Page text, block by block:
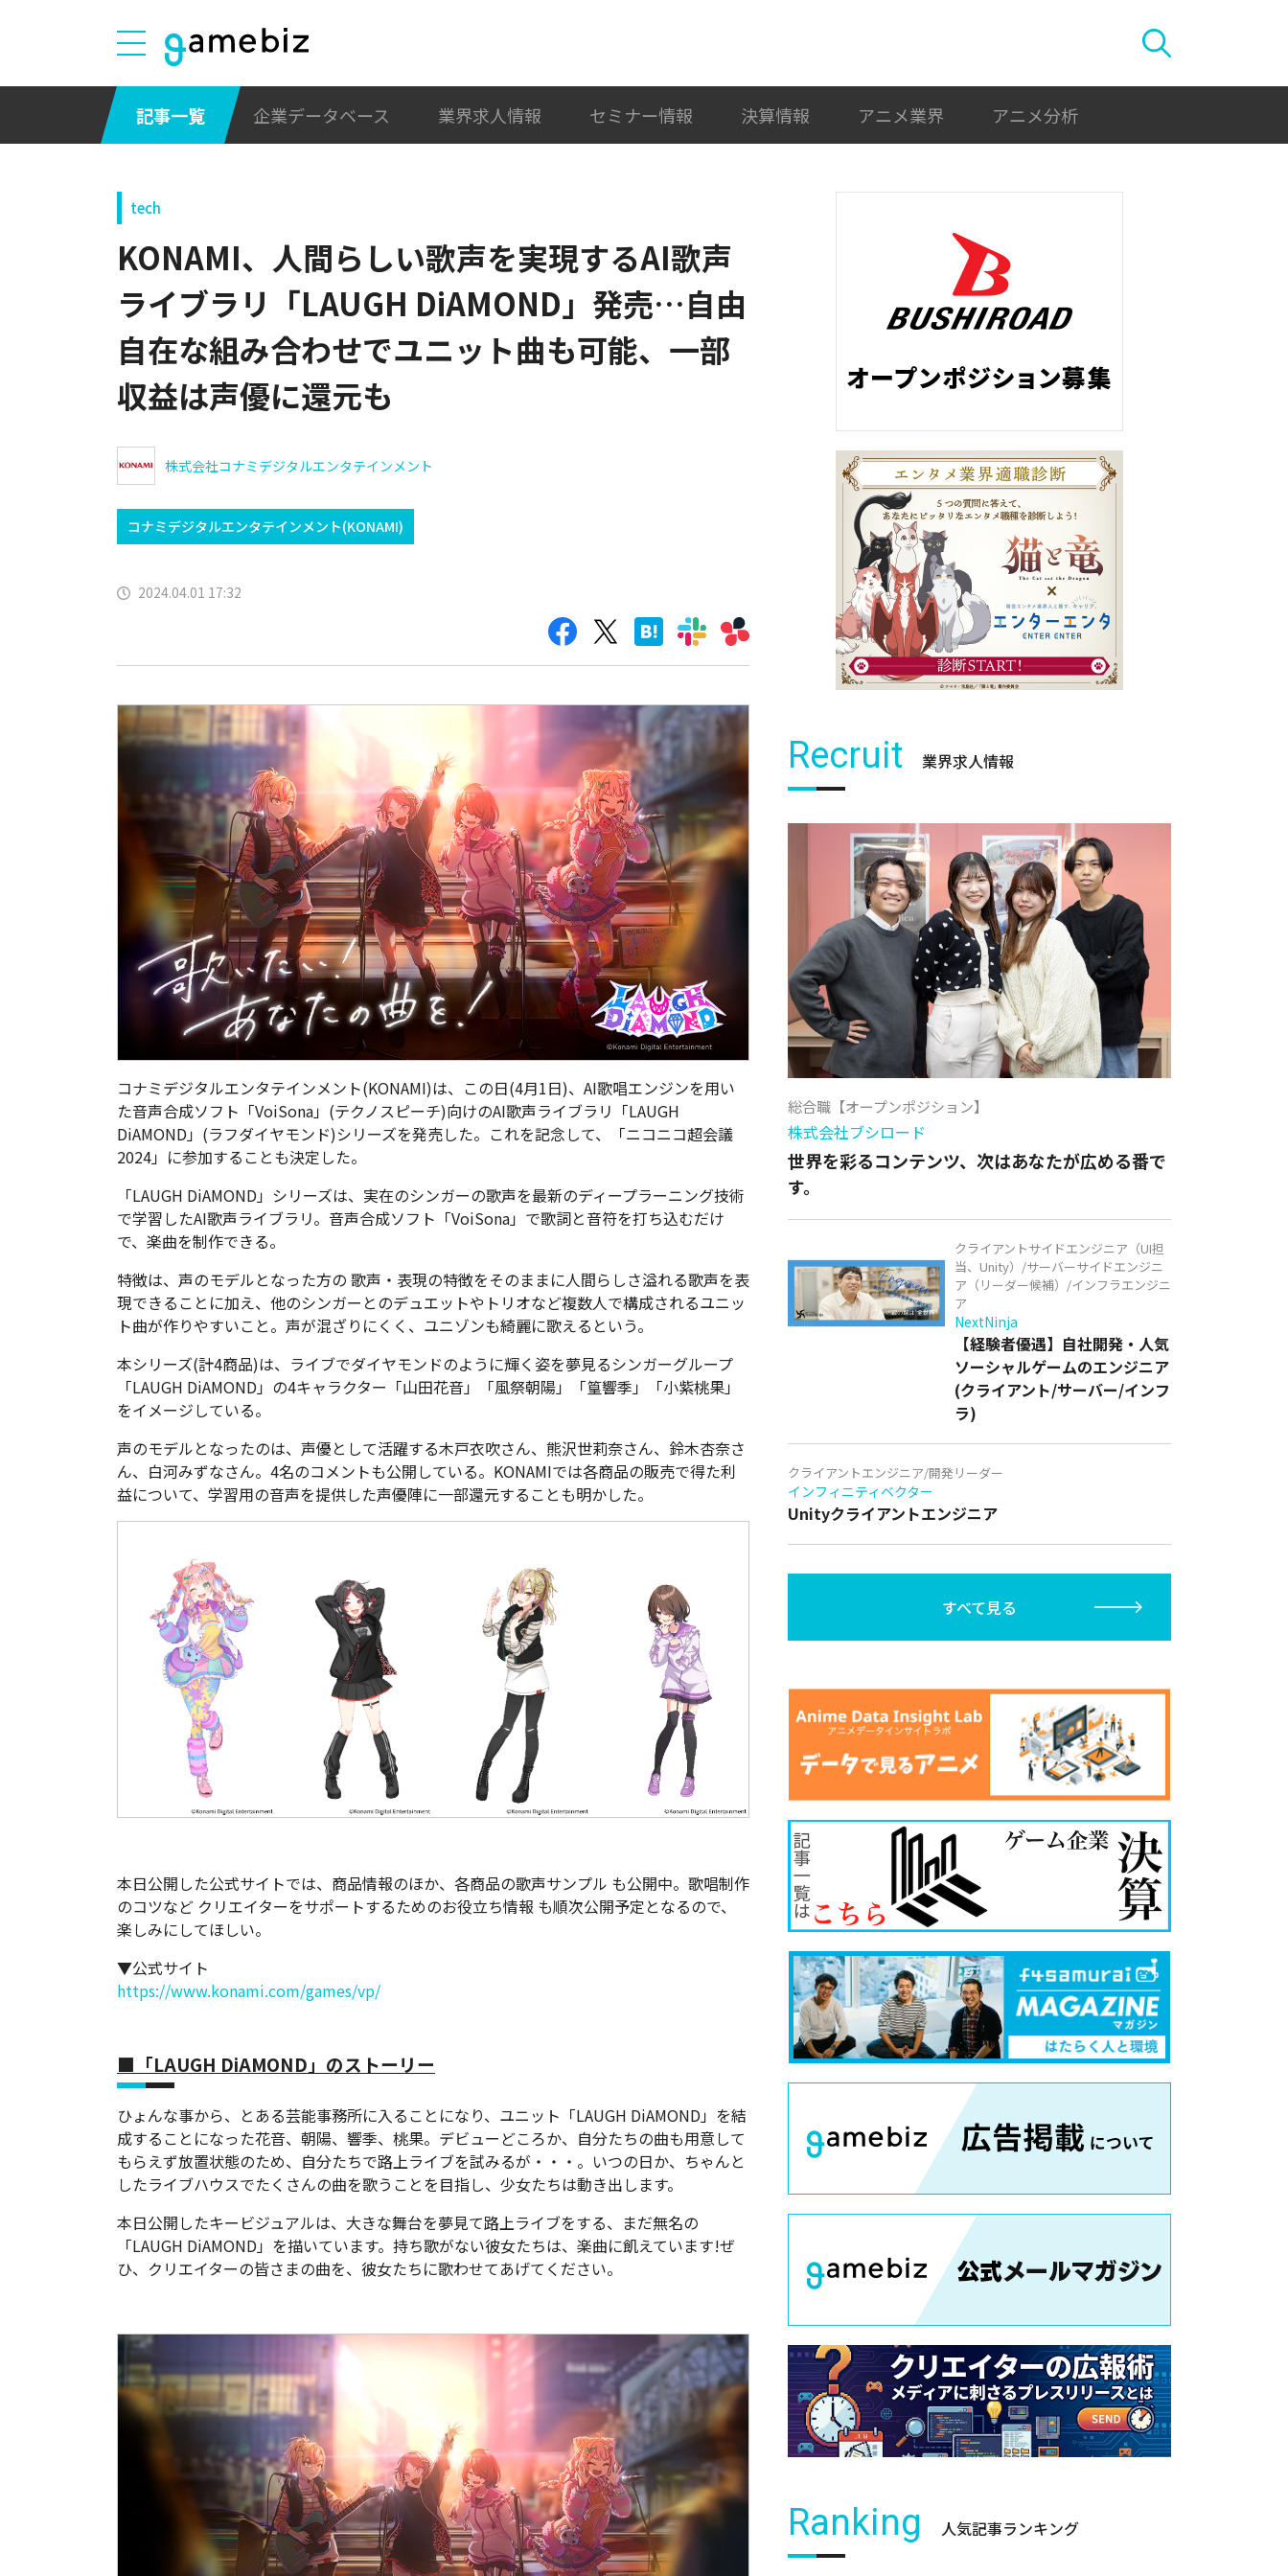
記事一覧 企業データベース 業界求人情報 セミナー情報 決算情報 アニメ業界 アニメ分析
tech
KONAMI、人間らしい歌声を実現するAI歌声
ライブラリ「LAUGH DiAMOND」発売…自由
自在な組み合わせでユニット曲も可能、一部
収益は声優に還元も
株式会社コナミデジタルエンタテインメント
コナミデジタルエンタテインメント(KONAMI)
2024.04.01 17:32
コナミデジタルエンタテインメント(KONAMI)は、この日(4月1日)、AI歌唱エンジンを用い
た音声合成ソフト「VoiSona」(テクノスピーチ)向けのAI歌声ライブラリ「LAUGH
DiAMOND」(ラフダイヤモンド)シリーズを発売した。これを記念して、「ニコニコ超会議
2024」に参加することも決定した。
「LAUGH DiAMOND」シリーズは、実在のシンガーの歌声を最新のディープラーニング技術
で学習したAI歌声ライブラリ。音声合成ソフト「VoiSona」で歌詞と音符を打ち込むだけ
で、楽曲を制作できる。
特徴は、声のモデルとなった方の 歌声・表現の特徴をそのままに人間らしさ溢れる歌声を表
現できることに加え、他のシンガーとのデュエットやトリオなど複数人で構成されるユニッ
ト曲が作りやすいこと。声が混ざりにくく、ユニゾンも綺麗に歌えるという。
本シリーズ(計4商品)は、ライブでダイヤモンドのように輝く姿を夢見るシンガーグループ
「LAUGH DiAMOND」の4キャラクター「山田花音」「風祭朝陽」「篁響季」「小紫桃果」
をイメージしている。
声のモデルとなったのは、声優として活躍する木戸衣吹さん、熊沢世莉奈さん、鈴木杏奈さ
ん、白河みずなさん。4名のコメントも公開している。KONAMIでは各商品の販売で得た利
益について、学習用の音声を提供した声優陣に一部還元することも明かした。
本日公開した公式サイトでは、商品情報のほか、各商品の歌声サンプル も公開中。歌唱制作
のコツなど クリエイターをサポートするためのお役立ち情報 も順次公開予定となるので、
楽しみにしてほしい。
▼公式サイト
https://www.konami.com/games/vp/
■「LAUGH DiAMOND」のストーリー
ひょんな事から、とある芸能事務所に入ることになり、ユニット「LAUGH DiAMOND」を結
成することになった花音、朝陽、響季、桃果。デビューどころか、自分たちの曲も用意して
もらえず放置状態のため、自分たちで路上ライブを試みるが・・・。いつの日か、ちゃんと
したライブハウスでたくさんの曲を歌うことを目指し、少女たちは動き出します。
本日公開したキービジュアルは、大きな舞台を夢見て路上ライブをする、まだ無名の
「LAUGH DiAMOND」を描いています。持ち歌がない彼女たちは、楽曲に飢えています!ぜ
ひ、クリエイターの皆さまの曲を、彼女たちに歌わせてあげてください。
Recruit 業界求人情報
総合職【オープンポジション】
株式会社ブシロード
世界を彩るコンテンツ、次はあなたが広める番で
す。
クライアントサイドエンジニア（UI担
当、Unity）/サーバーサイドエンジニ
ア（リーダー候補）/インフラエンジニ
ア
NextNinja
【経験者優遇】自社開発・人気
ソーシャルゲームのエンジニア
(クライアント/サーバー/インフ
ラ)
クライアントエンジニア/開発リーダー
インフィニティベクター
Unityクライアントエンジニア
すべて見る
Ranking 人気記事ランキング